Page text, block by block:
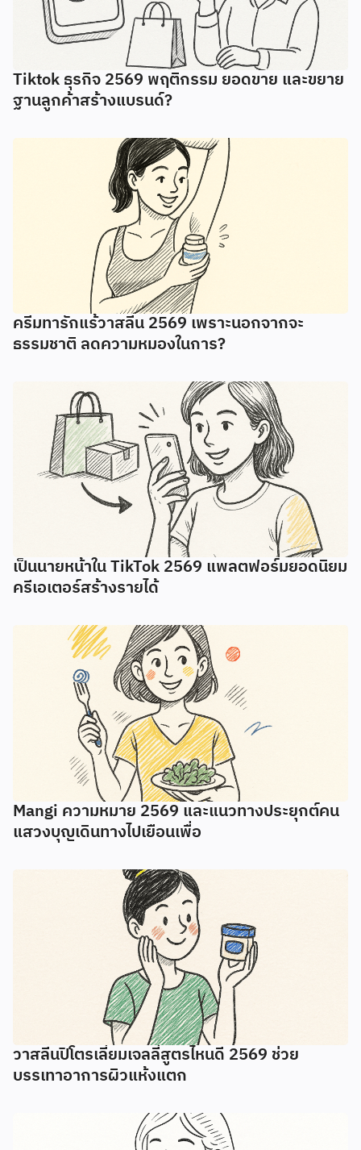
Tiktok ธุรกิจ 2569 พฤติกรรม ยอดขาย และขยาย
ฐานลูกค้าสร้างแบรนด์?
ครีมทารักแร้วาสลีน 2569 เพราะนอกจากจะ
ธรรมชาติ ลดความหมองในการ?
เป็นนายหน้าใน TikTok 2569 แพลตฟอร์มยอดนิยม
ครีเอเตอร์สร้างรายได้
Mangi ความหมาย 2569 และแนวทางประยุกต์คน
แสวงบุญเดินทางไปเยือนเพื่อ
วาสลีนปิโตรเลี่ยมเจลลี่สูตรไหนดี 2569 ช่วย
บรรเทาอาการผิวแห้งแตก